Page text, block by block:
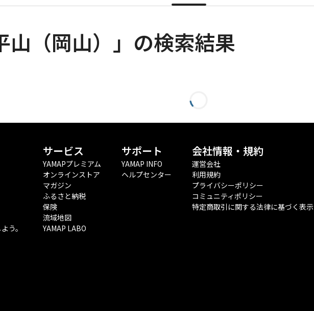
山（岡山）」の検索結果
う。
サービス
YAMAPプレミアム
オンラインストア
マガジン
ふるさと納税
保険
流域地図
YAMAP LABO
サポート
YAMAP INFO
ヘルプセンター
会社情報・規約
運営会社
利用規約
プライバシーポリシー
コミュニティポリシー
特定商取引に関する法律に基づく表示